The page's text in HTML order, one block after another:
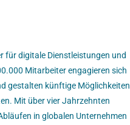
für digitale Dienstleistungen und
Mitarbeiter engagieren sich
gestalten künftige Möglichkeiten
Mit über vier Jahrzehnten
in globalen Unternehmen